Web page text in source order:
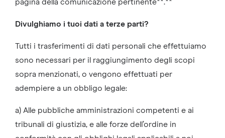
pagina della comunicazione pertinente**.**
Divulghiamo i tuoi dati a terze parti?
Tutti i trasferimenti di dati personali che effettuiamo
sono necessari per il raggiungimento degli scopi
sopra menzionati, o vengono effettuati per
adempiere a un obbligo legale:
a) Alle pubbliche amministrazioni competenti e ai
tribunali di giustizia, e alle forze dell’ordine in